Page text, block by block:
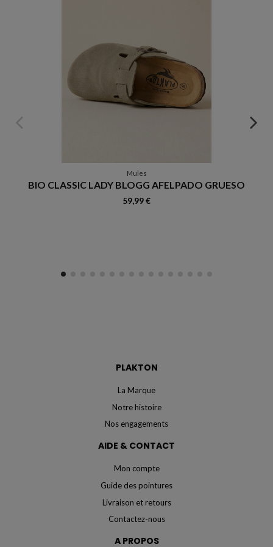
Mules
BIO CLASSIC LADY BLOGG AFELPADO GRUESO
59,99 €
PLAKTON
La Marque
Notre histoire
Nos engagements
AIDE & CONTACT
Mon compte
Guide des pointures
Livraison et retours
Contactez-nous
A PROPOS